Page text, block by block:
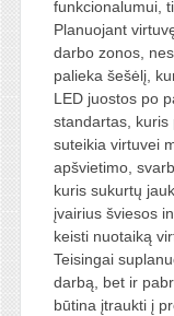
funkcionalumui,
Planuojant
darbo zonos,
palieka šešėlį,
LED juostos po
standartas, kuris
suteikia virtuvei
apšvietimo,
kuris sukurtų
įvairius šviesos
keisti nuotaiką
Teisingai
darbą, bet ir
būtina įtraukti į